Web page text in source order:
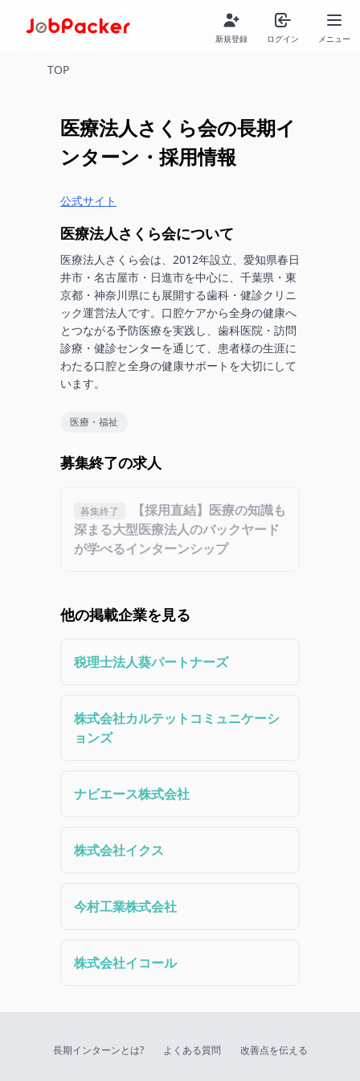
新規登録 ログイン メニュー
TOP
医療法人さくら会の長期イ
ンターン・採用情報
公式サイト
医療法人さくら会について
医療法人さくら会は、2012年設立、愛知県春日
井市・名古屋市・日進市を中心に、千葉県・東
京都・神奈川県にも展開する歯科・健診クリニ
ック運営法人です。口腔ケアから全身の健康へ
とつながる予防医療を実践し、歯科医院・訪問
診療・健診センターを通じて、患者様の生涯に
わたる口腔と全身の健康サポートを大切にして
います。
医療・福祉
募集終了の求人
募集終了
【採用直結】医療の知識も
深まる大型医療法人のバックヤード
が学べるインターンシップ
他の掲載企業を見る
税理士法人葵パートナーズ
株式会社カルテットコミュニケーシ
ョンズ
ナビエース株式会社
株式会社イクス
今村工業株式会社
株式会社イコール
長期インターンとは? よくある質問 改善点を伝える